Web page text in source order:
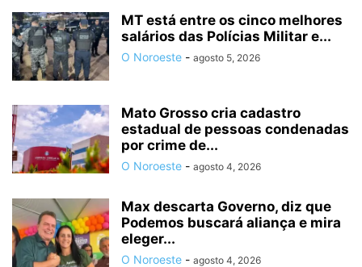
MT está entre os cinco melhores
salários das Polícias Militar e...
O Noroeste - agosto 5, 2026
Mato Grosso cria cadastro
estadual de pessoas condenadas
por crime de...
O Noroeste - agosto 4, 2026
Max descarta Governo, diz que
Podemos buscará aliança e mira
eleger...
O Noroeste - agosto 4, 2026